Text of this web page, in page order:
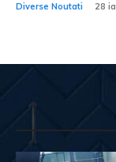
Diverse Noutati 28